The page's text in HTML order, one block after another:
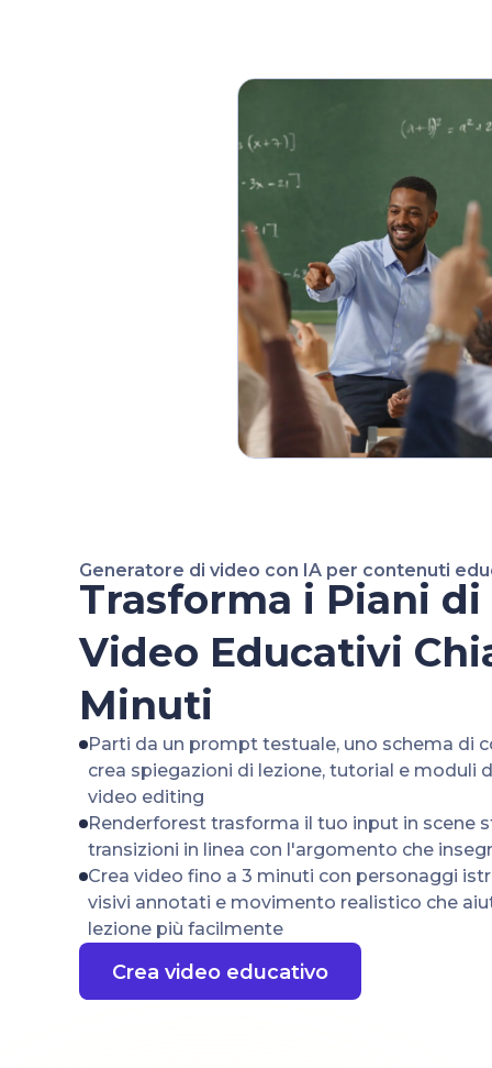
Generatore di video con IA per contenuti
Trasforma i Piani
Video Educativi
Minuti
Parti da un prompt testuale, uno schema di
crea spiegazioni di lezione, tutorial e moduli
video editing
Renderforest trasforma il tuo input in scene
transizioni in linea con l'argomento che
Crea video fino a 3 minuti con personaggi
visivi annotati e movimento realistico che
lezione più facilmente
Crea video educativo